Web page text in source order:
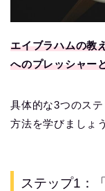
エイブラハムの教
へのプレッシャー
具体的な3つのス
方法を学びましょう
ステップ1：